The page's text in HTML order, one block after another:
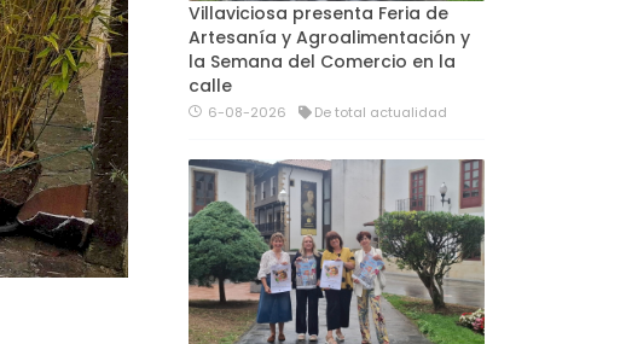
Villaviciosa presenta Feria de
Artesanía y Agroalimentación y
la Semana del Comercio en la
calle
6-08-2026 De total actualidad